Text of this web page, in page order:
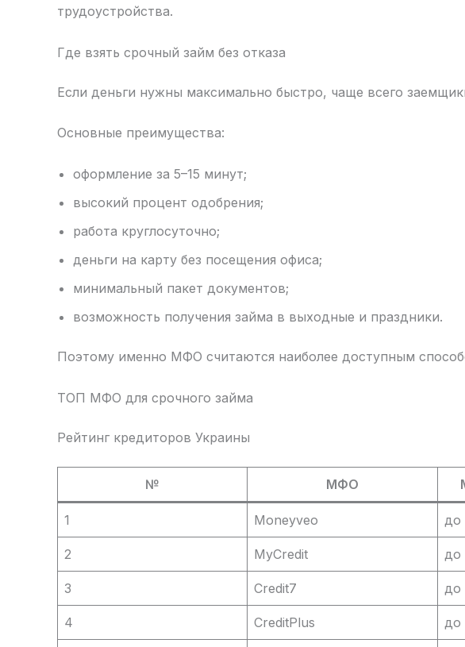
трудоустройства.
Где взять срочный займ без отказа
Если деньги нужны максимально быстро, чаще всего
Основные преимущества:
оформление за 5–15 минут;
высокий процент одобрения;
работа круглосуточно;
деньги на карту без посещения офиса;
минимальный пакет документов;
возможность получения займа в выходные и праздники.
Поэтому именно МФО считаются наиболее доступным
ТОП МФО для срочного займа
Рейтинг кредиторов Украины
№ МФО
1 Moneyveo до
2 MyCredit до
3 Credit7 до
4 CreditPlus до